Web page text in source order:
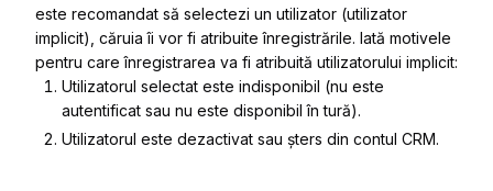
este recomandat să selectezi un utilizator (utilizator
implicit), căruia îi vor fi atribuite înregistrările. Iată motivele
pentru care înregistrarea va fi atribuită utilizatorului implicit:
Utilizatorul selectat este indisponibil (nu este
autentificat sau nu este disponibil în tură).
Utilizatorul este dezactivat sau șters din contul CRM.